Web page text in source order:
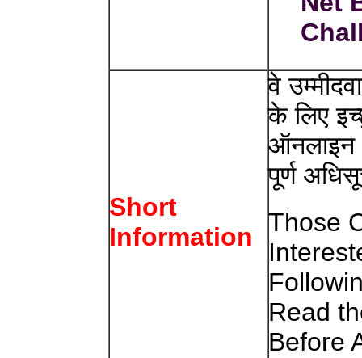
Short
Information
वे
के लिए
पूर्ण
Those
Read
Before